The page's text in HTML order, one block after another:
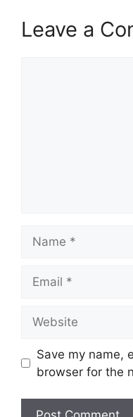
Leave a
Save my name,
browser for the